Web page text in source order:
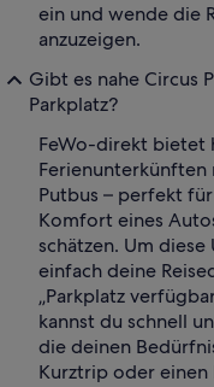
ein und wende die
anzuzeigen.
Gibt es nahe Circus
Parkplatz?
FeWo-direkt bietet
Ferienunterkünften
Putbus – perfekt
Komfort eines
schätzen. Um
einfach deine
„Parkplatz
kannst du schnell
die deinen
Kurztrip oder